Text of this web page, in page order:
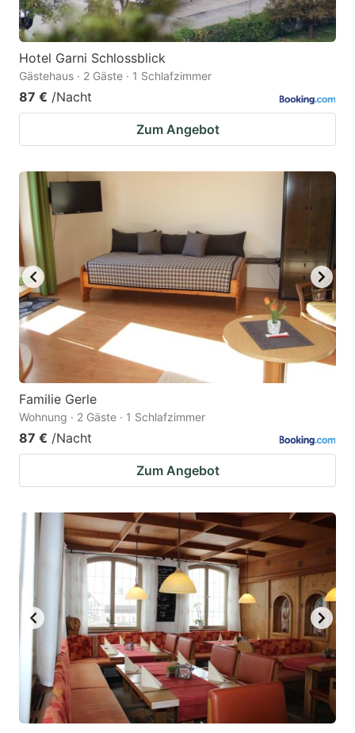
Hotel Garni Schlossblick
Gästehaus · 2 Gäste · 1 Schlafzimmer
87 € /Nacht
Zum Angebot
Familie Gerle
Wohnung · 2 Gäste · 1 Schlafzimmer
87 € /Nacht
Zum Angebot